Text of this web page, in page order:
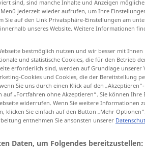
(≈ Mitteilung)
sind, sind manche Inhalte und Anzeigen
jederzeit wieder aufrufen, um Ihre
auf den Link Privatsphäre-Einstellungen am
unseres Website. Weitere Informationen
bestmöglich nutzen und wir besser mit Ihnen
und statistische Cookies, die für den Betrieb
erforderlich sind, werden auf Grundlage unserer
Cookies und Cookies, die der Bereitstellung
Sie uns durch einen Klick auf den
auf „Fortfahren ohne Akzeptieren“. Sie können Ihre
widerrufen. Wenn Sie weitere Informationen
klicken Sie einfach auf den Button „Mehr Optionen“.
entnehmen Sie ansonsten unserer
Daten, um Folgendes bereitzustellen: